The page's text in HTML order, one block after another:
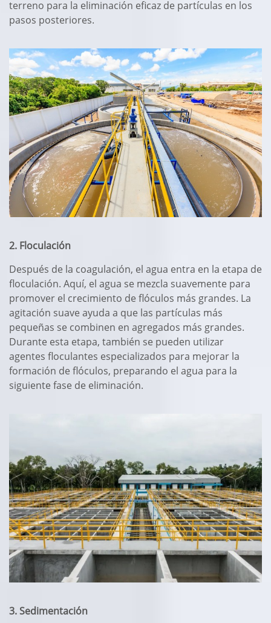
terreno para la eliminación eficaz de partículas en los
pasos posteriores.
2. Floculación
Después de la coagulación, el agua entra en la etapa de
floculación. Aquí, el agua se mezcla suavemente para
promover el crecimiento de flóculos más grandes. La
agitación suave ayuda a que las partículas más
pequeñas se combinen en agregados más grandes.
Durante esta etapa, también se pueden utilizar
agentes floculantes especializados para mejorar la
formación de flóculos, preparando el agua para la
siguiente fase de eliminación.
3. Sedimentación